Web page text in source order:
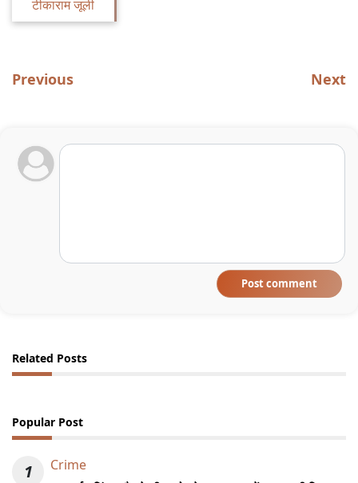
टीकाराम जूली
Previous Next
Post comment
Related Posts
Popular Post
1 Crime